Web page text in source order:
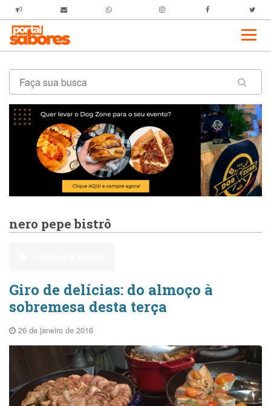
nero pepe bistrô
Giro de delícias: do almoço à
sobremesa desta terça
26 de janeiro de 2016